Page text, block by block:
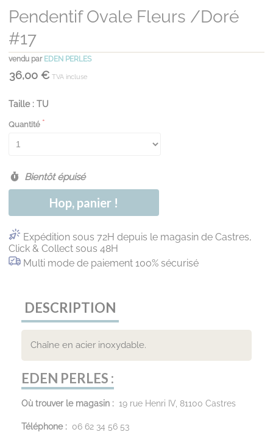
Pendentif Ovale Fleurs /doré
#17
vendu par EDEN PERLES
36,00 € TVA incluse
Taille : TU
Quantité
Bientôt épuisé
Hop, panier !
Expédition sous 72H depuis le magasin de Castres,
Click & Collect sous 48H
Multi mode de paiement 100% sécurisé
DESCRIPTION
Chaîne en acier inoxydable.
EDEN PERLES :
Où trouver le magasin : 19 rue Henri IV, 81100 Castres
Téléphone : 06 62 34 56 53